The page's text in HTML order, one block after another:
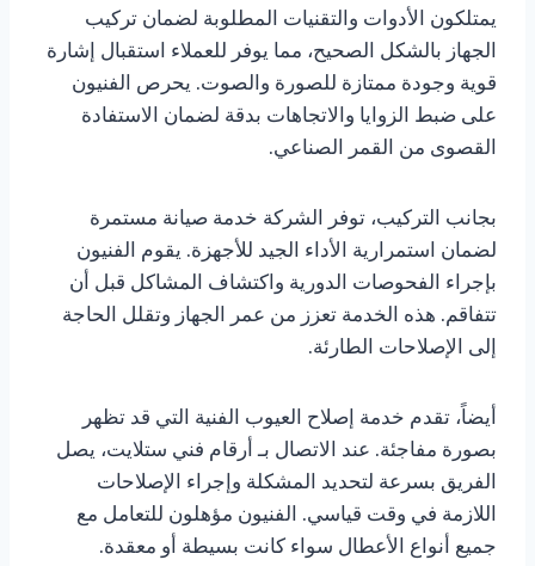
يمتلكون الأدوات والتقنيات المطلوبة لضمان تركيب
الجهاز بالشكل الصحيح، مما يوفر للعملاء استقبال إشارة
قوية وجودة ممتازة للصورة والصوت. يحرص الفنيون
على ضبط الزوايا والاتجاهات بدقة لضمان الاستفادة
القصوى من القمر الصناعي.
بجانب التركيب، توفر الشركة خدمة صيانة مستمرة
لضمان استمرارية الأداء الجيد للأجهزة. يقوم الفنيون
بإجراء الفحوصات الدورية واكتشاف المشاكل قبل أن
تتفاقم. هذه الخدمة تعزز من عمر الجهاز وتقلل الحاجة
إلى الإصلاحات الطارئة.
أيضاً، تقدم خدمة إصلاح العيوب الفنية التي قد تظهر
بصورة مفاجئة. عند الاتصال بـ أرقام فني ستلايت، يصل
الفريق بسرعة لتحديد المشكلة وإجراء الإصلاحات
اللازمة في وقت قياسي. الفنيون مؤهلون للتعامل مع
جميع أنواع الأعطال سواء كانت بسيطة أو معقدة.